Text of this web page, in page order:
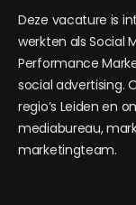
Deze vacature is
werkten als Social
Performance
social advertising.
regio’s Leiden en
mediabureau,
marketingteam.